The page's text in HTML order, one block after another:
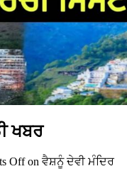
ਖਬਰ
Offon ਵੈਸ਼ਨੂੰ ਦੇਵੀ ਮੰਦਿਰ